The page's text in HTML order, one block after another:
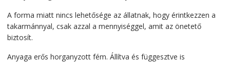
A forma miatt nincs lehetősége az állatnak, hogy érintkezzen a
takarmánnyal, csak azzal a mennyiséggel, amit az önetető
biztosít.
Anyaga erős horganyzott fém. Állítva és függesztve is